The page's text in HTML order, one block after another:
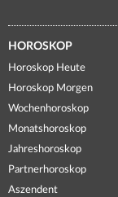
HOROSKOP
Horoskop Heute
Horoskop Morgen
Wochenhoroskop
Monatshoroskop
Jahreshoroskop
Partnerhoroskop
Aszendent